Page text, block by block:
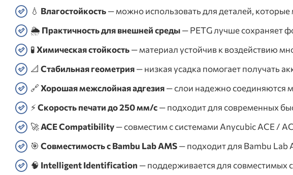
💧 Влагостойкость— можно использовать для деталей, которые
🌦️ Практичность для внешней среды— PETG лучше сохраняет
🧪Химическая стойкость— материал устойчив к воздействию
📐 Стабильная геометрия— низкая усадка помогает получать
🔗Хорошая межслойная адгезия— слои надежно соединяются
⚡Скорость печати до 250 мм/с— подходит для современных
🚀ACE Compatibility— совместим с системами Anycubic ACE /
🎯 Совместимость с Bambu Lab AMS— подходит для Bambu Lab
🧠 Intelligent Identification — поддерживается для совместимых